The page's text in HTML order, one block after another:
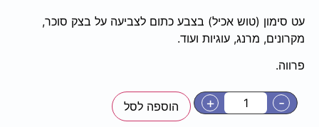
עט סימון (טוש אכיל) בצבע כתום לצביעה על בצק סוכר,
מקרונים, מרנג, עוגיות ועוד.
פרווה.
-
+ הוספה לסל